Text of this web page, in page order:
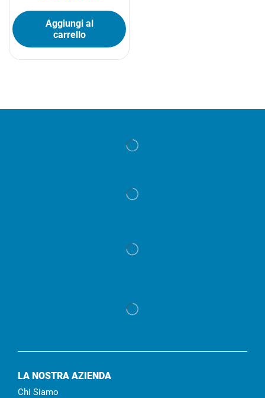
Aggiungi al
carrello
LA NOSTRA AZIENDA
Chi Siamo